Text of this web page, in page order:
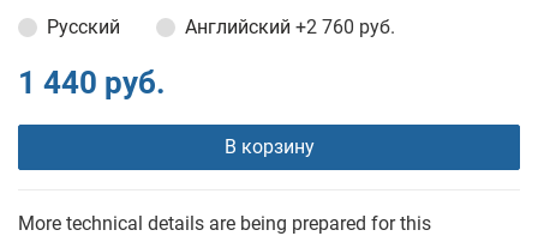
Русский
Английский +2 760 руб.
1 440 руб.
В корзину
More technical details are being prepared for this